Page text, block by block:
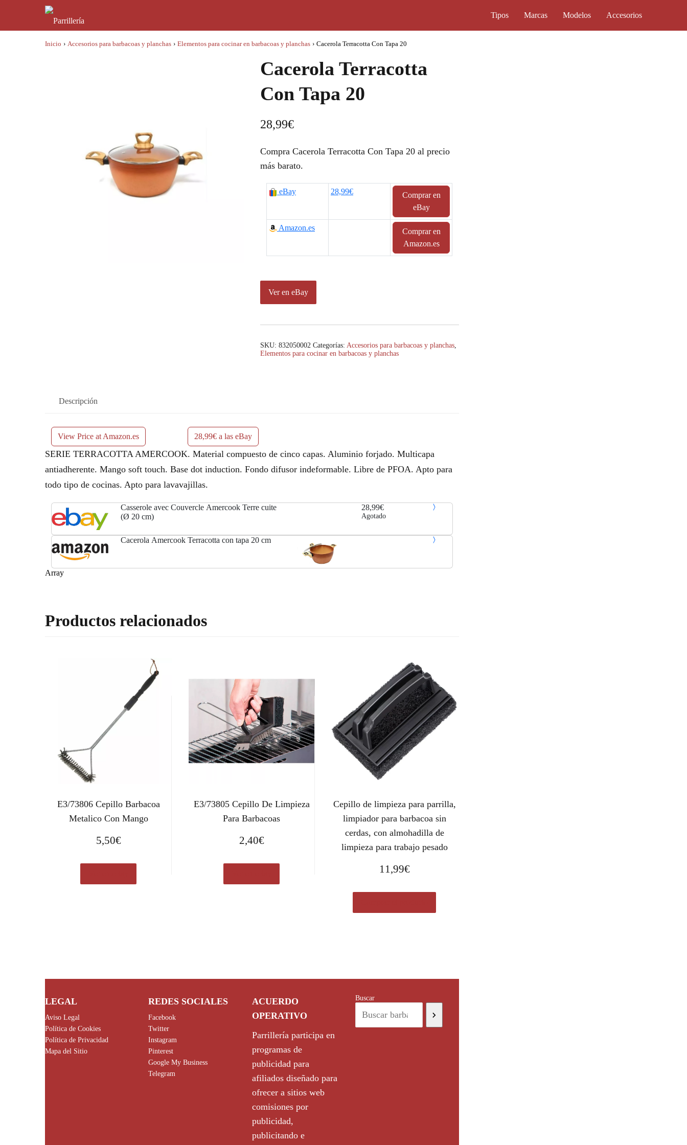
Tipos Marcas Modelos Accesorios
Inicio › Accesorios para barbacoas y planchas › Elementos para cocinar en barbacoas y planchas › Cacerola Terracotta Con Tapa 20
Cacerola Terracotta
Con Tapa 20
28,99€
Compra Cacerola Terracotta Con Tapa 20 al precio
más barato.
eBay 28,99€
Comprar en
eBay
Amazon.es
Comprar en
Amazon.es
Ver en eBay
SKU: 832050002 Categorías: Accesorios para barbacoas y planchas,
Elementos para cocinar en barbacoas y planchas
Descripción
View Price at Amazon.es 28,99€ a las eBay
SERIE TERRACOTTA AMERCOOK. Material compuesto de cinco capas. Aluminio forjado. Multicapa
antiadherente. Mango soft touch. Base dot induction. Fondo difusor indeformable. Libre de PFOA. Apto para
todo tipo de cocinas. Apto para lavavajillas.
Casserole avec Couvercle Amercook Terre cuite
(Ø 20 cm)
28,99€
Agotado
Cacerola Amercook Terracotta con tapa 20 cm
Array
Productos relacionados
E3/73806 Cepillo Barbacoa
Metalico Con Mango
5,50€
E3/73805 Cepillo De Limpieza
Para Barbacoas
2,40€
Cepillo de limpieza para parrilla,
limpiador para barbacoa sin
cerdas, con almohadilla de
limpieza para trabajo pesado
11,99€
LEGAL
Aviso Legal
Política de Cookies
Política de Privacidad
Mapa del Sitio
REDES SOCIALES
Facebook
Twitter
Instagram
Pinterest
Google My Business
Telegram
ACUERDO
OPERATIVO
Parrillería participa en
programas de
publicidad para
afiliados diseñado para
ofrecer a sitios web
comisiones por
publicidad,
publicitando e
Buscar